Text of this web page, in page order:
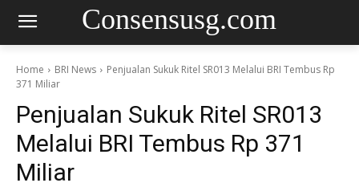
Consensusg.com
Home BRI News
Penjualan Sukuk Ritel SR013 Melalui BRI Tembus Rp
371 Miliar
Penjualan Sukuk Ritel SR013
Melalui BRI Tembus Rp 371
Miliar